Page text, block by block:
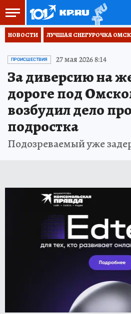
НОВОСТИ ЛУЧШАЯ СНЕГУРОЧКА
ПРОИСШЕСТВИЯ 27 мая 2026 8:14
За диверсию на
дороге под
возбудил дело
подростка
Подозреваемый уже